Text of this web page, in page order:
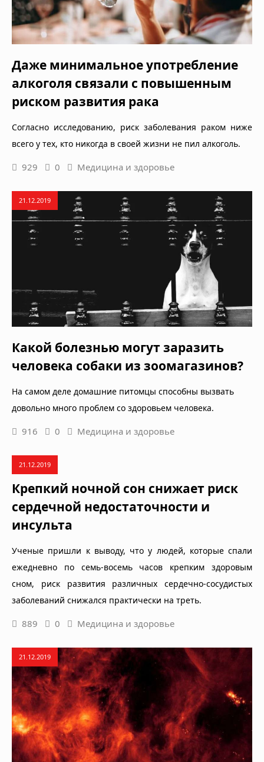
Даже минимальное употребление
алкоголя связали с повышенным
риском развития рака
Согласно исследованию, риск заболевания раком ниже
всего у тех, кто никогда в своей жизни не пил алкоголь.
929 0 Медицина и здоровье
21.12.2019
Какой болезнью могут заразить
человека собаки из зоомагазинов?
На самом деле домашние питомцы способны вызвать
довольно много проблем со здоровьем человека.
916 0 Медицина и здоровье
21.12.2019
Крепкий ночной сон снижает риск
сердечной недостаточности и
инсульта
Ученые пришли к выводу, что у людей, которые спали
ежедневно по семь-восемь часов крепким здоровым
сном, риск развития различных сердечно-сосудистых
заболеваний снижался практически на треть.
889 0 Медицина и здоровье
21.12.2019